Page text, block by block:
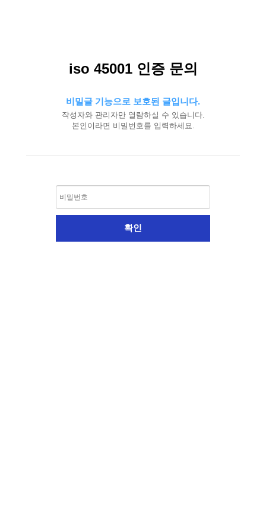
iso 45001 인증 문의
비밀글 기능으로 보호된 글입니다.
작성자와 관리자만 열람하실 수 있습니다.
본인이라면 비밀번호를 입력하세요.